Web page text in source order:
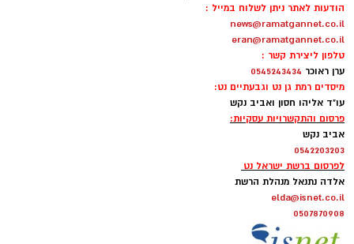
הישראלית לפזמון
ממערכת הבחירות ועד יוקר המחיה, מהסטיקרים
על המכוניות ועד החלום לברוח ללונדון – הרבה
לפני הרשתות החברתיות, הזמרים כבר ידעו
להגיד את מה שהציבור חושב.
"איזו מדינה" – אלי לוזון שיר המחאה המזרחי
הראשון
הודעות לאתר ניתן לשלוח במייל :
news@ramatgannet.co.il
eran@ramatgannet.co.il
טלפון ליצירת קשר :
ערן ראוכר 0545243434
מיסדים רמת גן נט וגבעתיים נט:
עו"ד אליהו חסון ואביב נקש
פרסום והתקשרויות עסקיות:
אביב נקש
0542203203
לפרסום ברשת ישראל נט
אלדה נתנאל מנהלת הרשת
elda@isnet.co.il
0507870908